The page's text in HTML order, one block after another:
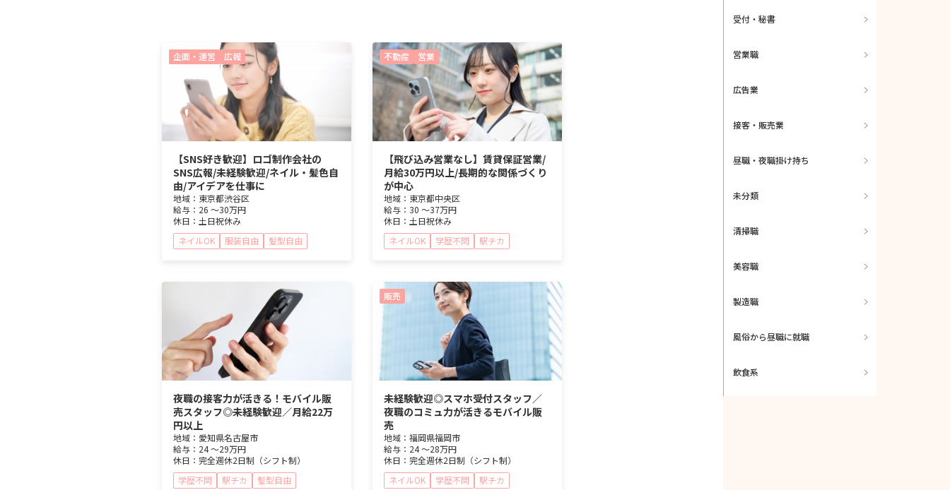
企画・運営 広報
【SNS好き歓迎】ロゴ制作会社の
SNS広報/未経験歓迎/ネイル・髪色自
由/アイデアを仕事に
地域： 東京都渋谷区
給与： 26 ～30万円
休日： 土日祝休み
ネイルOK
服装自由 髪型自由
不動産 営業
【飛び込み営業なし】賃貸保証営業/
月給30万円以上/長期的な関係づくり
が中心
地域： 東京都中央区
給与： 30 ～37万円
休日： 土日祝休み
ネイルOK
学歴不問 駅チカ
夜職の接客力が活きる！モバイル販
売スタッフ◎未経験歓迎／月給22万
円以上
地域： 愛知県名古屋市
給与： 24 ～29万円
休日： 完全週休2日制（シフト制）
学歴不問
駅チカ 髪型自由
販売
未経験歓迎◎スマホ受付スタッフ／
夜職のコミュ力が活きるモバイル販
売
地域： 福岡県福岡市
給与： 24 ～28万円
休日： 完全週休2日制（シフト制）
ネイルOK
学歴不問 駅チカ
受付・秘書
営業職
広告業
接客・販売業
昼職・夜職掛け持ち
未分類
清掃職
美容職
製造職
風俗から昼職に就職
飲食系